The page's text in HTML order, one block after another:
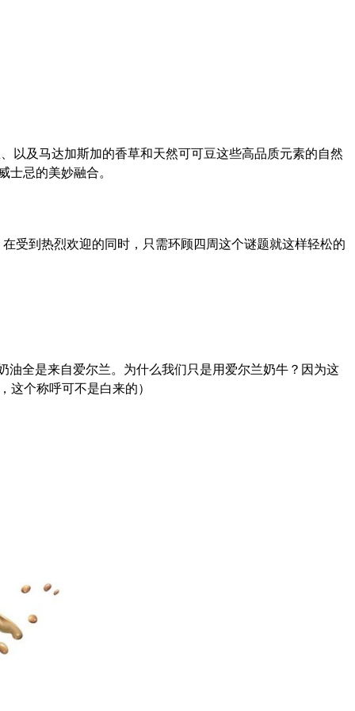
以及马达加斯加的香草和天然可可豆这些高品质元素的自然
士忌的美妙融合。
受到热烈欢迎的同时，只需环顾四周这个谜题就这样轻松的
油全是来自爱尔兰。为什么我们只是用爱尔兰奶牛？因为这
这个称呼可不是白来的）